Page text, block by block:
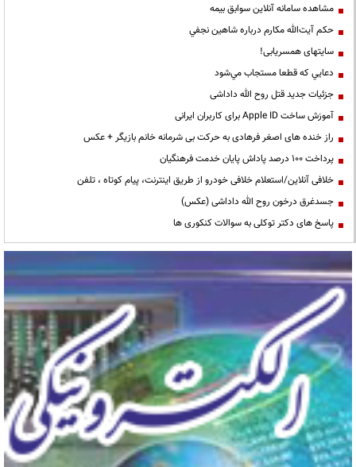
مشاهده سامانه آنلاين سوابق بیمه
حكم آيت‌الله مكارم درباره شاهين نجفي
سایتهای همسریابی!
دعايي كه قطعا مستجاب مي‌شود
جزئیات جدید قتل روح الله داداشی
آموزش ساخت Apple ID برای کاربران ایرانی
راز خنده های اصغر فرهادی به حرکت بی شرمانه خانم بازیگر + عکس
پرداخت ۱۰۰ درصد پاداش پایان خدمت فرهنگیان
خلافی آنلاین/استعلام خلافی خودرو از طریق اینترنت، پیام کوتاه ، تلفن
جسدغرق درخون روح الله داداشی (عکس)
پاسخ های دکتر توکلی به سوالات کنکوری ها